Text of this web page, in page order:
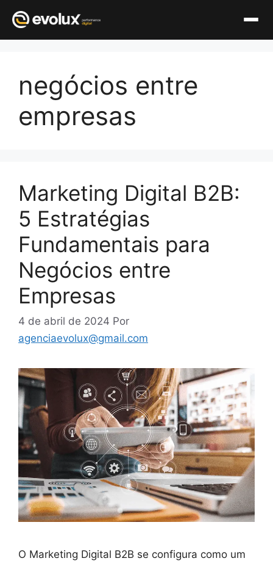
conteúdo
negócios entre
empresas
Marketing Digital B2B:
5 Estratégias
Fundamentais para
Negócios entre
Empresas
4 de abril de 2024 Por
agenciaevolux@gmail.com
O Marketing Digital B2B se configura como um